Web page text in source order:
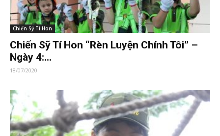
Chiến Sỹ Tí Hon
Chiến Sỹ Tí Hon “Rèn Luyện Chính Tôi” –
Ngày 4:...
18/07/2020